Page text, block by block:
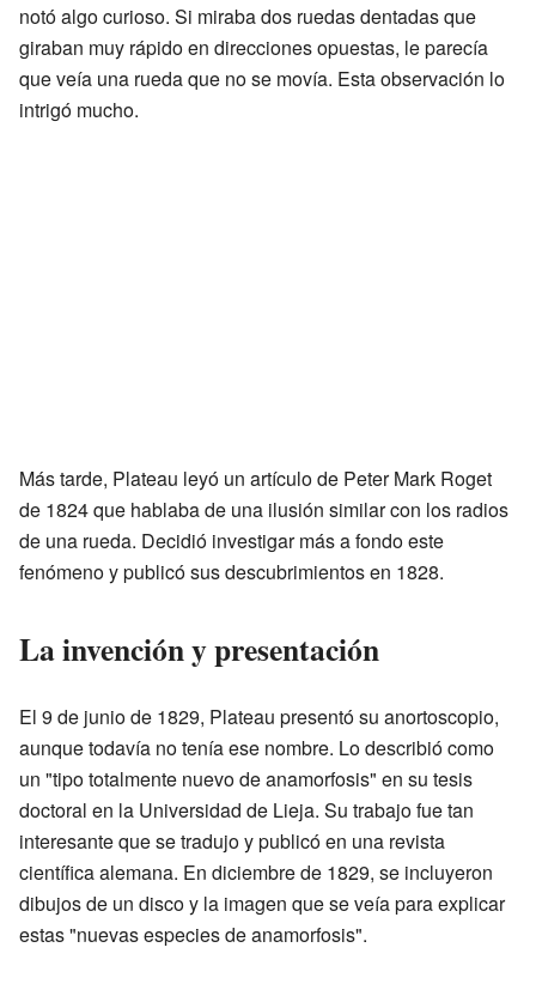
notó algo curioso. Si miraba dos ruedas dentadas que
giraban muy rápido en direcciones opuestas, le parecía
que veía una rueda que no se movía. Esta observación lo
intrigó mucho.
Más tarde, Plateau leyó un artículo de Peter Mark Roget
de 1824 que hablaba de una ilusión similar con los radios
de una rueda. Decidió investigar más a fondo este
fenómeno y publicó sus descubrimientos en 1828.
La invención y presentación
El 9 de junio de 1829, Plateau presentó su anortoscopio,
aunque todavía no tenía ese nombre. Lo describió como
un "tipo totalmente nuevo de anamorfosis" en su tesis
doctoral en la Universidad de Lieja. Su trabajo fue tan
interesante que se tradujo y publicó en una revista
científica alemana. En diciembre de 1829, se incluyeron
dibujos de un disco y la imagen que se veía para explicar
estas "nuevas especies de anamorfosis".